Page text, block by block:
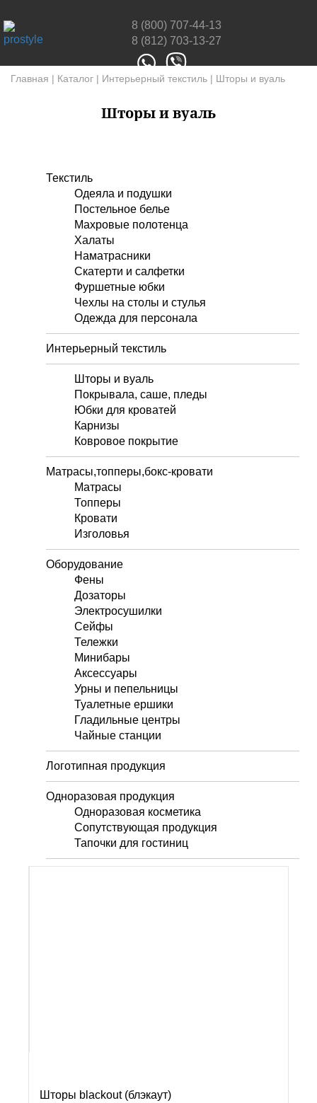
8 (800) 707-44-13
8 (812) 703-13-27
Главная | Каталог | Интерьерный текстиль | Шторы и вуаль
Шторы и вуаль
Текстиль
Одеяла и подушки
Постельное белье
Махровые полотенца
Халаты
Наматрасники
Скатерти и салфетки
Фуршетные юбки
Чехлы на столы и стулья
Одежда для персонала
Интерьерный текстиль
Шторы и вуаль
Покрывала, саше, пледы
Юбки для кроватей
Карнизы
Ковровое покрытие
Матрасы,топперы,бокс-кровати
Матрасы
Топперы
Кровати
Изголовья
Оборудование
Фены
Дозаторы
Электросушилки
Сейфы
Тележки
Минибары
Аксессуары
Урны и пепельницы
Туалетные ершики
Гладильные центры
Чайные станции
Логотипная продукция
Одноразовая продукция
Одноразовая косметика
Сопутствующая продукция
Тапочки для гостиниц
Шторы blackout (блэкаут)